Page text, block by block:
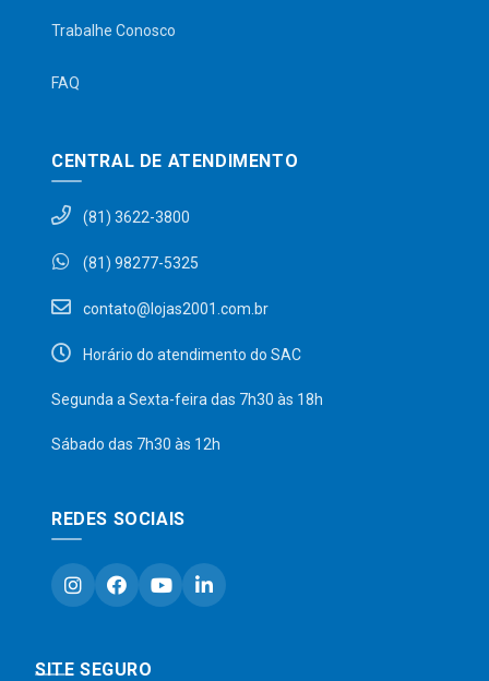
Trabalhe Conosco
FAQ
CENTRAL DE ATENDIMENTO
(81) 3622-3800
(81) 98277-5325
contato@lojas2001.com.br
Horário do atendimento do SAC
Segunda a Sexta-feira das 7h30 às 18h
Sábado das 7h30 às 12h
REDES SOCIAIS
SITE SEGURO